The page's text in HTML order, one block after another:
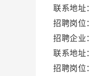
联系地址
招聘岗位：
招聘企业：
联系地址
招聘岗位：